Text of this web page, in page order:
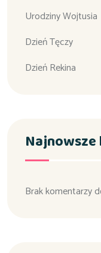
Urodziny Wojtusia
Dzień Tęczy
Dzień Rekina
Brak komentarzy